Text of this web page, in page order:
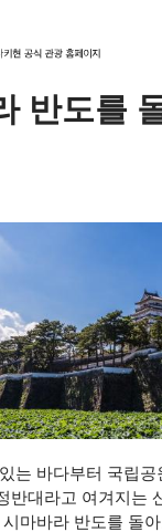
반도를
는 바다부터 국립공
반대라고 여겨지는
마바라 반도를 돌